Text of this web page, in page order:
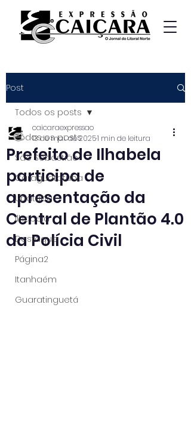
Post
Todos os posts
São Sebastião
Caraguatatuba
Ubatuba
Ilhabela
Destaque
Página2
Itanhaém
Guaratinguetá
Todos os posts
Prefeito de Ilhabela
participa de
apresentação da
Central de Plantão 4.0
da Polícia Civil
caicaraexpressao
13 de mai. de 20251 min de leitura